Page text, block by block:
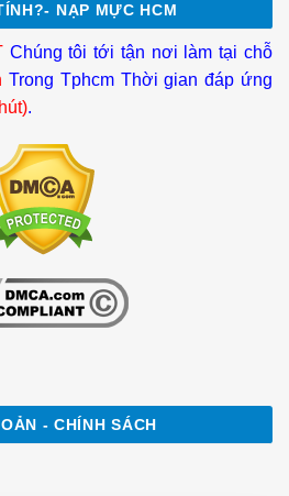
NẠP MỰC HCM
Chúng tôi tới tận nơi làm tại chỗ
Trong Tphcm Thời gian đáp ứng
.
- CHÍNH SÁCH